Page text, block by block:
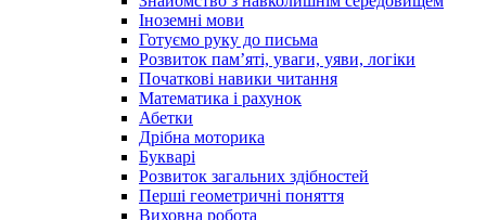
Іноземні мови
Готуємо руку до письма
Розвиток пам’яті, уваги, уяви, логіки
Початкові навики читання
Математика і рахунок
Абетки
Дрібна моторика
Букварі
Розвиток загальних здібностей
Перші геометричні поняття
Виховна робота